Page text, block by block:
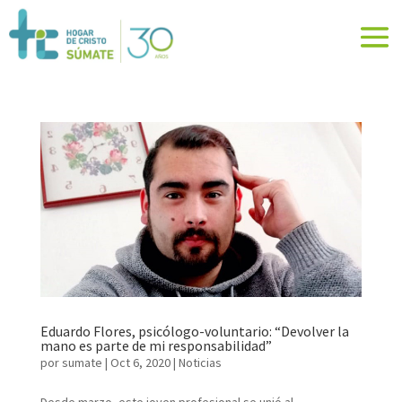
Eduardo Flores, psicólogo-voluntario: “Devolver la
mano es parte de mi responsabilidad”
porsumate | Oct 6, 2020| Noticias